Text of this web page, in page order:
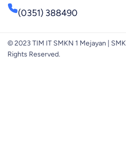
(0351) 388490
© 2023 TIM IT SMKN 1 Mejayan |
Rights Reserved.